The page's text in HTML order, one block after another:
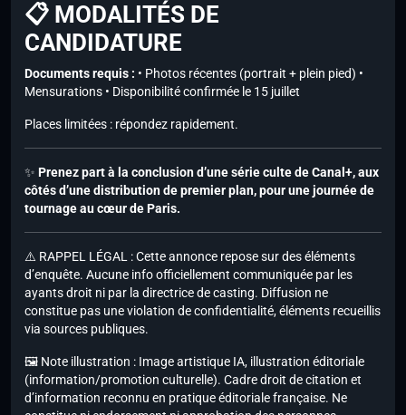
📋 MODALITÉS DE
CANDIDATURE
Documents requis : • Photos récentes (portrait + plein pied) •
Mensurations • Disponibilité confirmée le 15 juillet
Places limitées : répondez rapidement.
✨ Prenez part à la conclusion d’une série culte de Canal+, aux
côtés d’une distribution de premier plan, pour une journée de
tournage au cœur de Paris.
⚠️ RAPPEL LÉGAL : Cette annonce repose sur des éléments
d’enquête. Aucune info officiellement communiquée par les
ayants droit ni par la directrice de casting. Diffusion ne
constitue pas une violation de confidentialité, éléments recueillis
via sources publiques.
🖼️ Note illustration : Image artistique IA, illustration éditoriale
(information/promotion culturelle). Cadre droit de citation et
d’information reconnu en pratique éditoriale française. Ne